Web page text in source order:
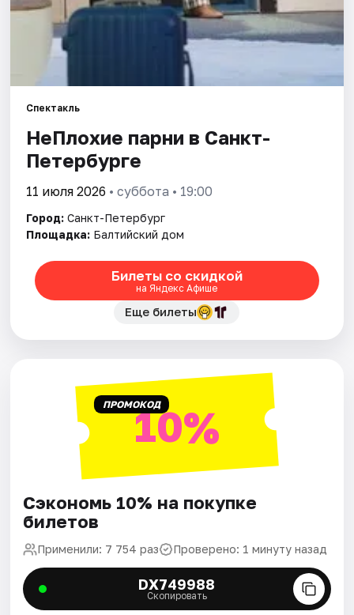
Спектакль
НеПлохие парни в Санкт-
Петербурге
11 июля 2026 • суббота • 19:00
Город: Санкт-Петербург
Площадка: Балтийский дом
Билеты со скидкой
на Яндекс Афише
Еще билеты
ПРОМОКОД10%
Сэкономь 10% на покупке
билетов
Применили: 7 754 раз Проверено: 1 минуту назад
DX749988
Скопировать